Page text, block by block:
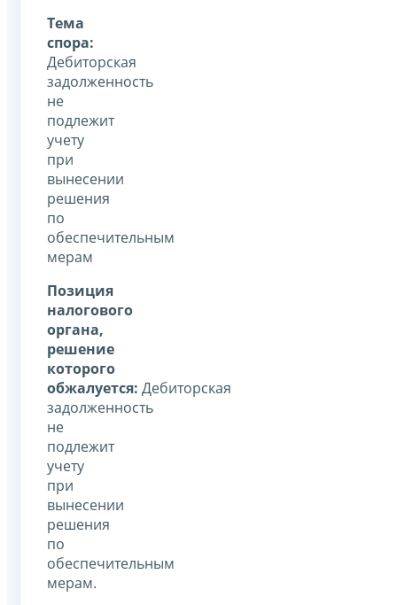
Тема
спора:
Дебиторская
задолженность
не
подлежит
учету
при
вынесении
решения
по
обеспечительным
мерам
Позиция
налогового
органа,
решение
которого
обжалуется: Дебиторская
задолженность
не
подлежит
учету
при
вынесении
решения
по
обеспечительным
мерам.